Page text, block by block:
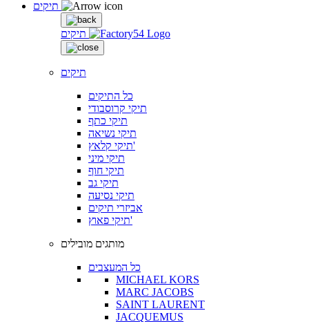
תיקים
תיקים
כל התיקים
תיקי קרוסבודי
תיקי כתף
תיקי נשיאה
תיקי קלאץ'
תיקי מיני
תיקי חוף
תיקי גב
תיקי נסיעה
אביזרי תיקים
תיקי פאוץ'
מותגים מובילים
כל המעצבים
MICHAEL KORS
MARC JACOBS
SAINT LAURENT
JACQUEMUS